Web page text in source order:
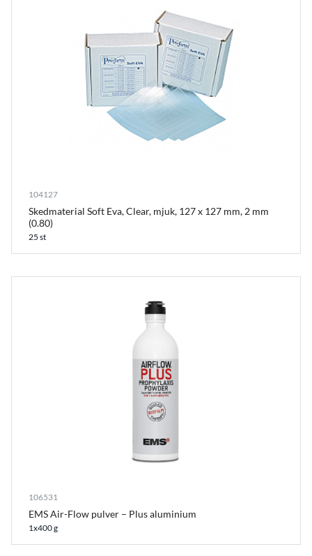
104127
Skedmaterial Soft Eva, Clear, mjuk, 127 x 127 mm, 2 mm
(0.80)
25 st
106531
EMS Air-Flow pulver – Plus aluminium
1x400 g